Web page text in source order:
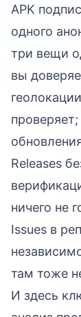
APK
одного
три вещи
вы
проверяет;
Releases
ничего не
Issues в
там тоже
И здесь